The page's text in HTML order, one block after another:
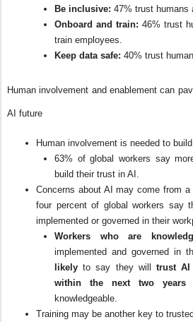
Be inclusive: 47% trust humans
Onboard and train: 46% trust
train employees.
Keep data safe: 40% trust
Human involvement and enablement can
AI future
Human involvement is needed to
63% of global workers say
build their trust in AI.
Concerns about AI may come from
four percent of global workers say
implemented or governed in their
Workers who are
implemented and governed in
likely to say they will
trust AI
within the next two years
knowledgeable.
Training may be another key to